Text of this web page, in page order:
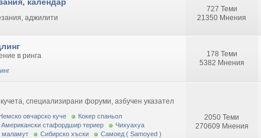
аджилити
727 Теми
21350 Мнения
в ринга
178 Теми
5382 Мнения
специализирани форуми, азбучен указател
овчарско куче
Кокер спаньол
Американски стафордшир териер
Чихуахуа
маламут Сибирско хъски
Самоед ( Samoyed )
2050 Теми
270609 Мнения